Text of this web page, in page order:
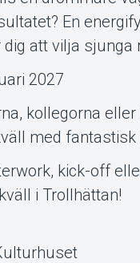
Support
En
att vilja sjunga
2027
kollegorna
med fantastisk
kick-off
i Trollhättan!